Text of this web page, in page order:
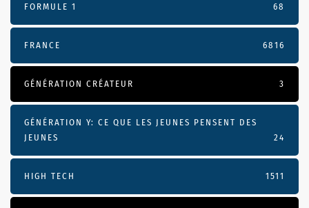
FORMULE 1 68
FRANCE 6816
GÉNÉRATION CRÉATEUR 3
GÉNÉRATION Y: CE QUE LES JEUNES PENSENT DES
JEUNES
24
HIGH TECH 1511